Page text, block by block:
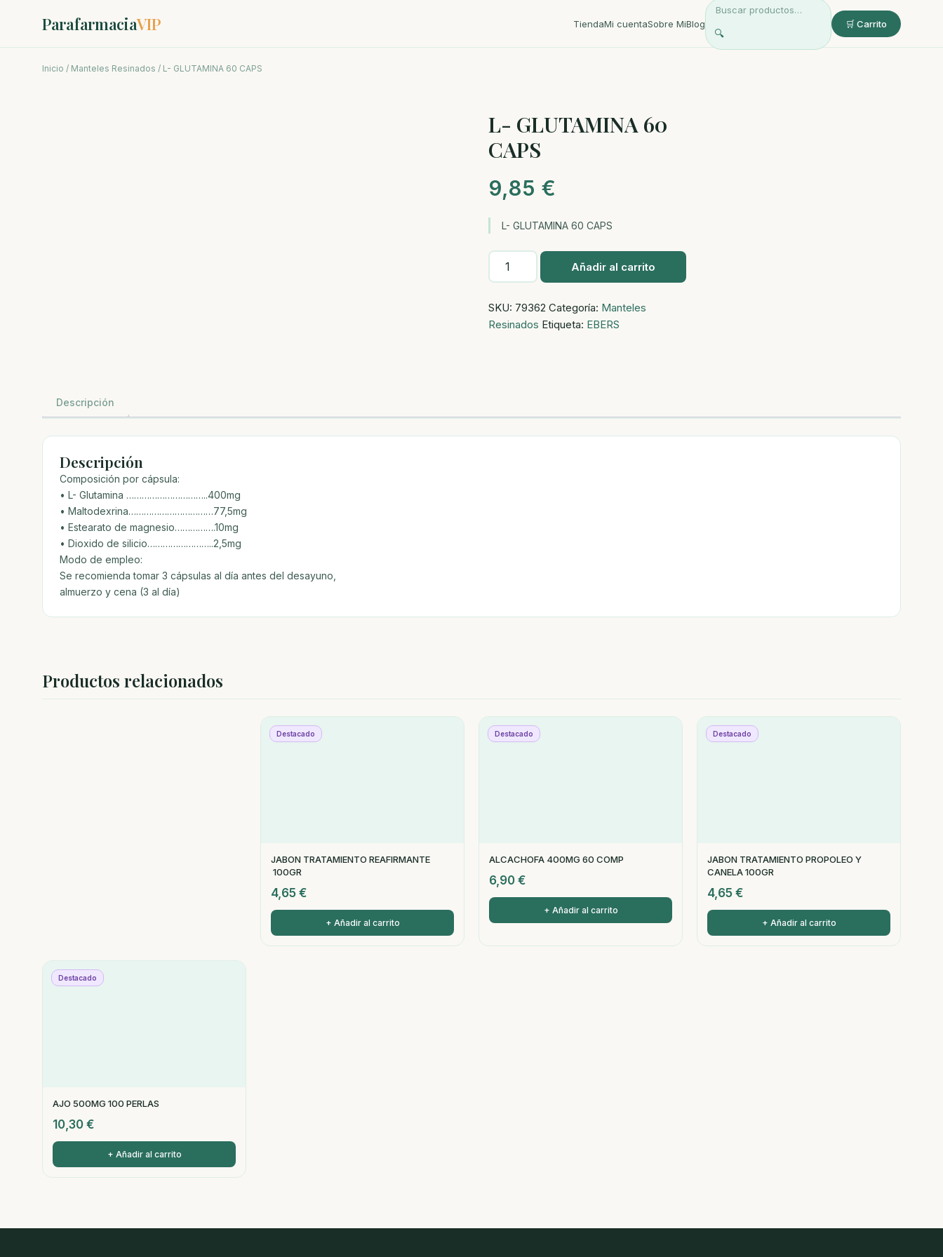
ParafarmaciaVIP TiendaMi cuentaSobre MiBlog
🔍
🛒 Carrito
Inicio / Manteles Resinados / L- GLUTAMINA 60 CAPS
L- GLUTAMINA 60
CAPS
9,85 €
L- GLUTAMINA 60 CAPS
L-
GLUTAMINA
CAPS
cantidad
Añadir al carrito
SKU: 79362 Categoría: Manteles
Resinados Etiqueta: EBERS
Descripción
Descripción
Composición por cápsula:
• L- Glutamina …………………………..400mg
• Maltodexrina……………………………77,5mg
• Estearato de magnesio…………….10mg
• Dioxido de silicio……………………..2,5mg
Modo de empleo:
Se recomienda tomar 3 cápsulas al día antes del desayuno,
almuerzo y cena (3 al día)
Productos relacionados
Destacado
JABON TRATAMIENTO REAFIRMANTE
100GR
4,65 €
+ Añadir al carrito
Destacado
ALCACHOFA 400MG 60 COMP
6,90 €
+ Añadir al carrito
Destacado
JABON TRATAMIENTO PROPOLEO Y
CANELA 100GR
4,65 €
+ Añadir al carrito
Destacado
AJO 500MG 100 PERLAS
10,30 €
+ Añadir al carrito